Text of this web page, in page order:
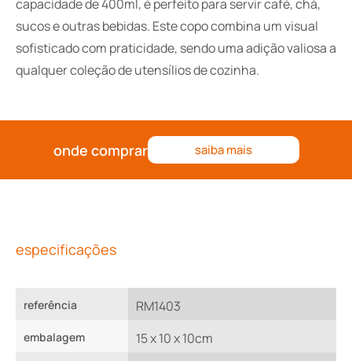
capacidade de 400ml, é perfeito para servir café, chá,
sucos e outras bebidas. Este copo combina um visual
sofisticado com praticidade, sendo uma adição valiosa a
qualquer coleção de utensílios de cozinha.
onde comprar saiba mais
especificações
referência RM1403
embalagem 15 x 10 x 10cm